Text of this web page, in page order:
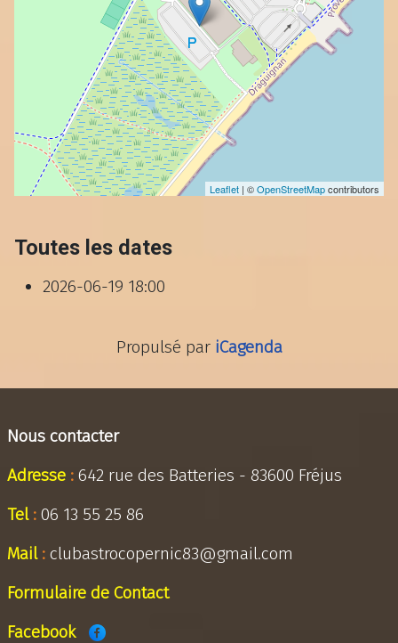
Leaflet | ©OpenStreetMapcontributors
Toutes les dates
2026-06-19 18:00
Propulsé par iCagenda
Nous contacter
Adresse : 642 rue des Batteries - 83600 Fréjus
Tel: 06 13 55 25 86
Mail: clubastrocopernic83@gmail.com
Formulaire de Contact
Facebook